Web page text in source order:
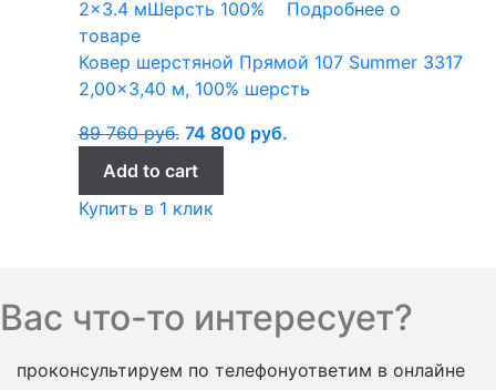
2x3.4 мШерсть 100%
Подробнее о
товаре
Ковер шерстяной Прямой 107 Summer 3317
2,00×3,40 м, 100% шерсть
89 760руб. 74 800 руб.
Add to cart
Купить в 1 клик
Вас что-то интересует?
проконсультируем по телефонуответим в онлайне